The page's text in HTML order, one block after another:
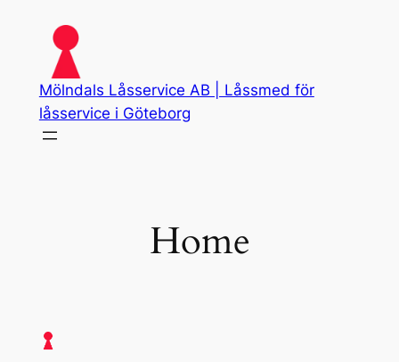
content
Mölndals Låsservice AB | Låssmed för
låsservice i Göteborg
Home